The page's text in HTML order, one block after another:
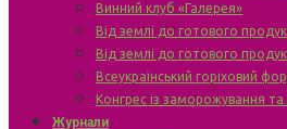
Винний клуб «Галерея»
Від землі до готового
Від землі до готового
Всеукраїнський горіховий
Конгрес із заморожування та
Журнали